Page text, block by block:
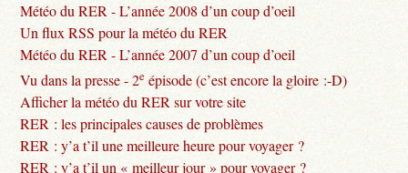
Météo du RER - L’année 2008 d’un coup d’oeil
Un flux RSS pour la météo du RER
Météo du RER - L’année 2007 d’un coup d’oeil
Vu dans la presse - 2e épisode (c’est encore la gloire :-D)
Afficher la météo du RER sur votre site
RER : les principales causes de problèmes
RER : y’a t’il une meilleure heure pour voyager ?
RER : y’a t’il un « meilleur jour » pour voyager ?